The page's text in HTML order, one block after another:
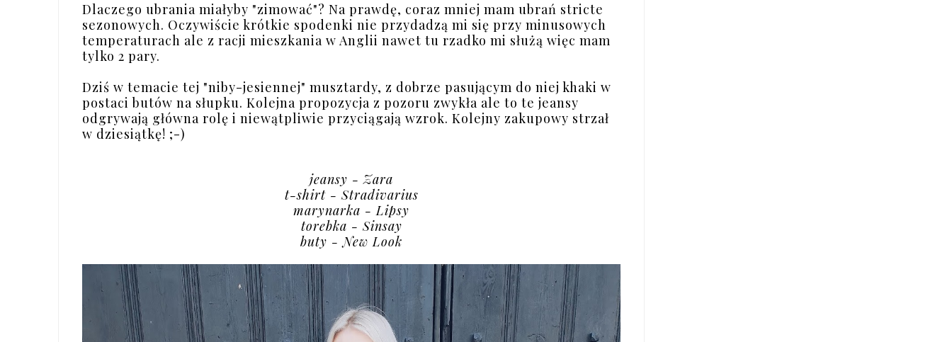
Dlaczego ubrania miałyby "zimować"? Na prawdę, coraz mniej mam ubrań stricte
sezonowych. Oczywiście krótkie spodenki nie przydadzą mi się przy minusowych
temperaturach ale z racji mieszkania w Anglii nawet tu rzadko mi służą więc mam
tylko 2 pary.
Dziś w temacie tej "niby-jesiennej" musztardy, z dobrze pasującym do niej khaki w
postaci butów na słupku. Kolejna propozycja z pozoru zwykła ale to te jeansy
odgrywają główna rolę i niewątpliwie przyciągają wzrok. Kolejny zakupowy strzał
w dziesiątkę! ;-)
jeansy - Zara
t-shirt - Stradivarius
marynarka - Lipsy
torebka - Sinsay
buty - New Look